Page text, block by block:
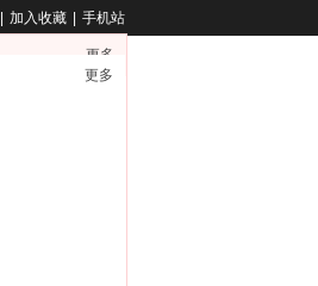
更多
更多
加入收藏 手机站